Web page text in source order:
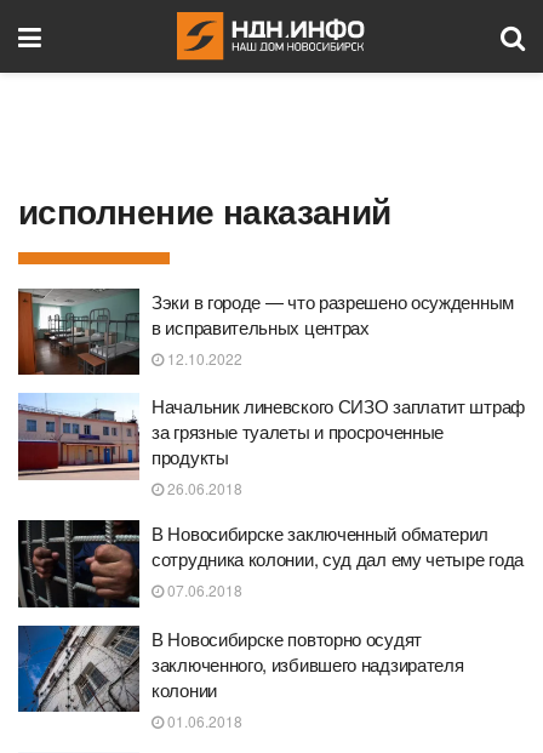
исполнение наказаний
Зэки в городе — что разрешено осужденным
в исправительных центрах
12.10.2022
Начальник линевского СИЗО заплатит штраф
за грязные туалеты и просроченные
продукты
26.06.2018
В Новосибирске заключенный обматерил
сотрудника колонии, суд дал ему четыре года
07.06.2018
В Новосибирске повторно осудят
заключенного, избившего надзирателя
колонии
01.06.2018